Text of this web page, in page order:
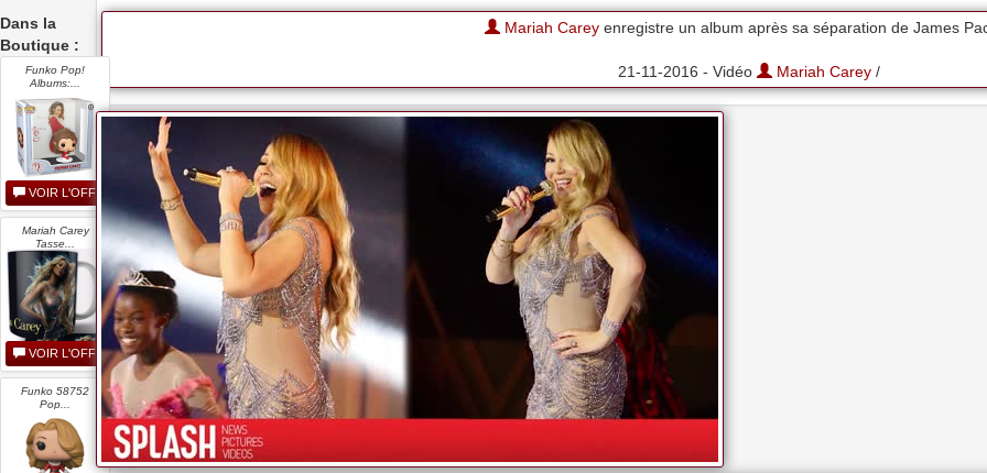
Mariah Carey enregistre un album après sa séparation de James
21-11-2016 - Vidéo Mariah Carey/
Dans la
Boutique :
Funko Pop!
Albums:...
VOIR L'OFFRE
Mariah Carey
Tasse...
VOIR L'OFFRE
Funko 58752
Pop...